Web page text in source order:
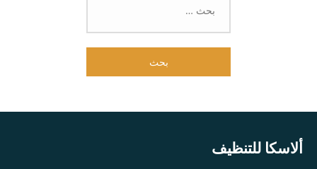
ألاسكا للتنظيف